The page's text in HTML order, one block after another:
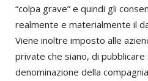
“colpa grave” e quindi gli
realmente e materialmente il
Viene inoltre imposto alle
private che siano, di
denominazione della